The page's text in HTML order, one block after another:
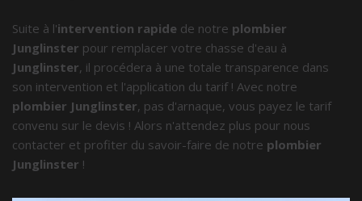
Suite à l'intervention rapide de notre plombier
Junglinster pour remplacer votre chasse d'eau à
Junglinster, il procédera à une totale transparence dans
son intervention et l'application du tarif ! Avec notre
plombier Junglinster, pas d'arnaque, vous payez le tarif
convenu sur le devis ! Alors n'attendez plus pour nous
contacter et profiter du savoir-faire de notre plombier
Junglinster !